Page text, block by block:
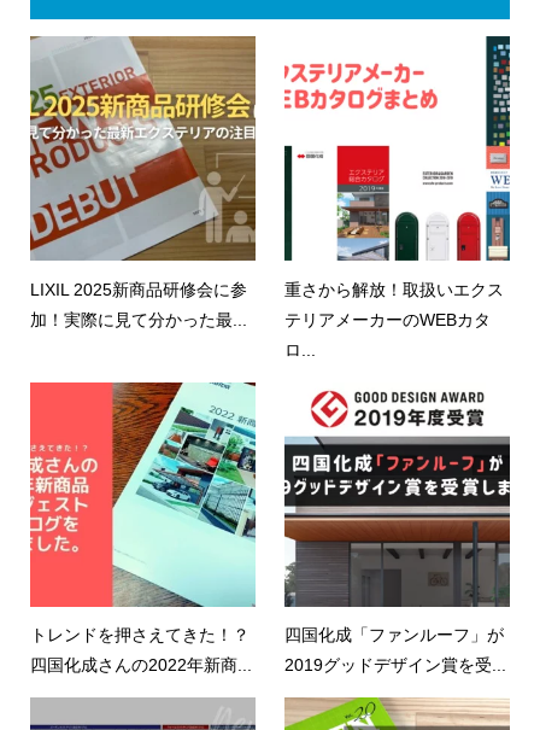
LIXIL 2025新商品研修会に参
加！実際に見て分かった最...
重さから解放！取扱いエクス
テリアメーカーのWEBカタ
ロ...
トレンドを押さえてきた！？
四国化成さんの2022年新商...
四国化成「ファンルーフ」が
2019グッドデザイン賞を受...